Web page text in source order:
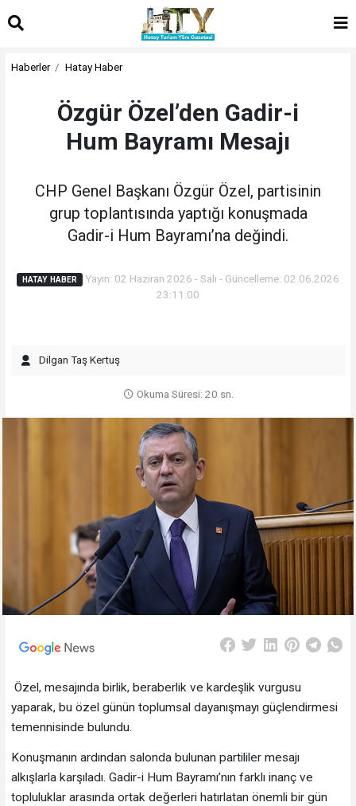
Haberler Hatay Haber
Özgür Özel’den Gadir-i
Hum Bayramı Mesajı
CHP Genel Başkanı Özgür Özel, partisinin
grup toplantısında yaptığı konuşmada
Gadir-i Hum Bayramı’na değindi.
HATAY HABER
Yayın: 02 Haziran 2026 - Salı - Güncelleme: 02.06.2026
23:11:00
Dilgan Taş Kertuş
Okuma Süresi: 20 sn.
Özel, mesajında birlik, beraberlik ve kardeşlik vurgusu
yaparak, bu özel günün toplumsal dayanışmayı güçlendirmesi
temennisinde bulundu.
Konuşmanın ardından salonda bulunan partililer mesajı
alkışlarla karşıladı. Gadir-i Hum Bayramı’nın farklı inanç ve
topluluklar arasında ortak değerleri hatırlatan önemli bir gün